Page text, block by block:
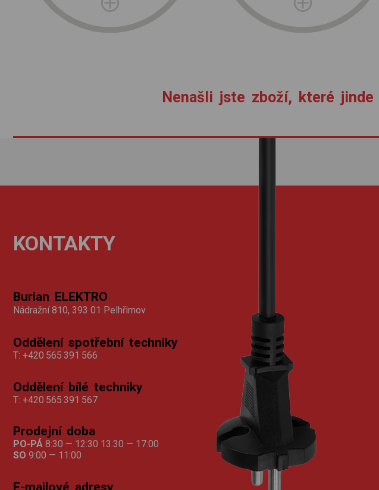
Nenašli jste zboží, které jinde
KONTAKTY
Burian ELEKTRO
Nádražní 810, 393 01 Pelhřimov
Oddělení spotřební techniky
T: +420 565 391 566
Oddělení bílé techniky
T: +420 565 391 567
Prodejní doba
PO-PÁ 8:30 — 12:30 13:30 — 17:00
SO 9:00 — 11:00
E-mailové adresy